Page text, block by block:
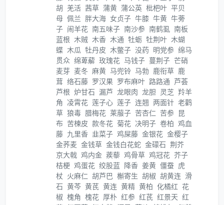
胡 羌活 茜草 蒲黄 蒲公英 枇杷叶 平贝
母 佩兰 胖大海 女贞子 牛膝 牛黄 牛蒡
子 闹羊花 南五味子 南沙参 南鹤虱 南板
蓝根 木贼 木香 木通 牡蛎 牡荆叶 木蝴
蝶 木瓜 牡丹皮 木鳖子 没药 明党参 绵马
贯众 绵萆薢 玫瑰花 马钱子 蔓荆子 芒硝
麦芽 麦冬 麻黄 马兜铃 马勃 鹿衔草 鹿
茸 络石藤 罗汉果 罗布麻叶 路路通 芦荟
芦根 炉甘石 漏芦 龙眼肉 龙胆 灵芝 羚羊
角 凌霄花 莲子心 莲子 连翘 两面针 老鹳
草 狼毒 腊梅花 莱菔子 苦杏仁 苦参 昆
布 苦楝皮 款冬花 菊花 决明子 卷柏 鸡血
藤 九里香 韭菜子 鸡屎藤 金银花 金樱子
金荞麦 金钱草 金钱白花蛇 金礞石 荆芥
京大戟 鸡内金 蒺藜 鸡骨草 鸡冠花 芥子
桔梗 鸡蛋花 绞股蓝 降香 姜黄 僵蚕 虎
杖 火麻仁 胡芦巴 槲寄生 胡椒 胡黄连 滑
石 黄芩 黄芪 黄连 黄精 黄柏 化橘红 花
椒 槐角 槐花 厚朴 红参 红芪 红景天 红